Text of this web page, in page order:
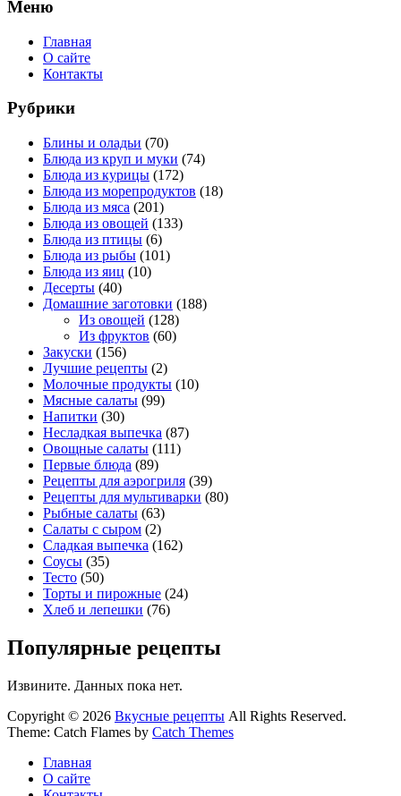
Меню
Главная
О сайте
Контакты
Рубрики
Блины и оладьи (70)
Блюда из круп и муки (74)
Блюда из курицы (172)
Блюда из морепродуктов (18)
Блюда из мяса (201)
Блюда из овощей (133)
Блюда из птицы (6)
Блюда из рыбы (101)
Блюда из яиц (10)
Десерты (40)
Домашние заготовки (188)
Из овощей (128)
Из фруктов (60)
Закуски (156)
Лучшие рецепты (2)
Молочные продукты (10)
Мясные салаты (99)
Напитки (30)
Несладкая выпечка (87)
Овощные салаты (111)
Первые блюда (89)
Рецепты для аэрогриля (39)
Рецепты для мультиварки (80)
Рыбные салаты (63)
Салаты с сыром (2)
Сладкая выпечка (162)
Соусы (35)
Тесто (50)
Торты и пирожные (24)
Хлеб и лепешки (76)
Популярные рецепты
Извините. Данных пока нет.
Copyright © 2026 Вкусные рецепты All Rights Reserved.
Theme: Catch Flames by Catch Themes
Главная
О сайте